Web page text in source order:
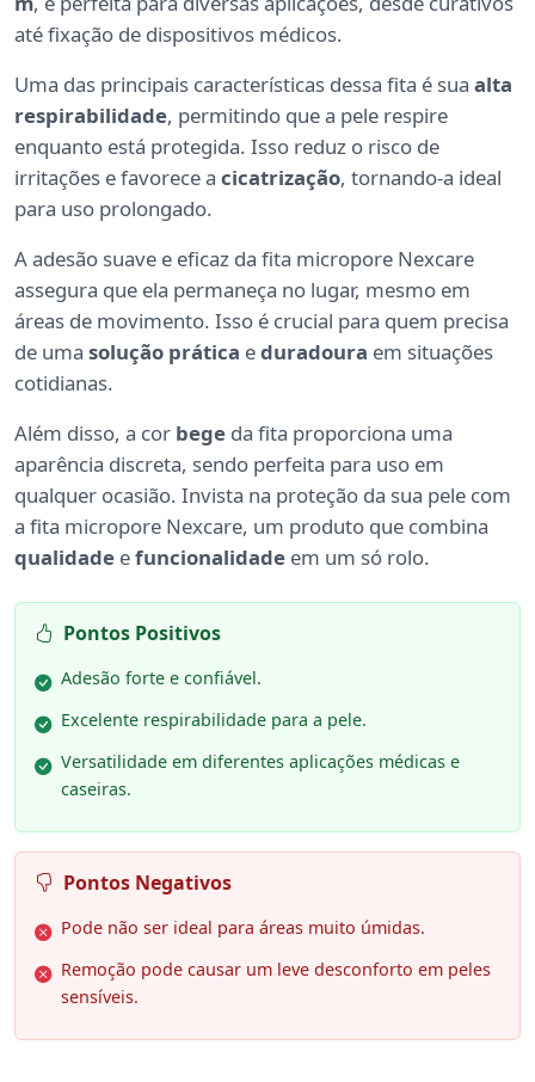
até fixação de dispositivos médicos.
Uma das principais características dessa fita é sua alta
respirabilidade, permitindo que a pele respire
enquanto está protegida. Isso reduz o risco de
irritações e favorece a cicatrização, tornando-a ideal
para uso prolongado.
A adesão suave e eficaz da fita micropore Nexcare
assegura que ela permaneça no lugar, mesmo em
áreas de movimento. Isso é crucial para quem precisa
de uma solução prática eduradoura em situações
cotidianas.
Além disso, a cor bege da fita proporciona uma
aparência discreta, sendo perfeita para uso em
qualquer ocasião. Invista na proteção da sua pele com
a fita micropore Nexcare, um produto que combina
qualidade efuncionalidade em um só rolo.
Pontos Positivos
Adesão forte e confiável.
Excelente respirabilidade para a pele.
Versatilidade em diferentes aplicações médicas e
caseiras.
Pontos Negativos
Pode não ser ideal para áreas muito úmidas.
Remoção pode causar um leve desconforto em peles
sensíveis.